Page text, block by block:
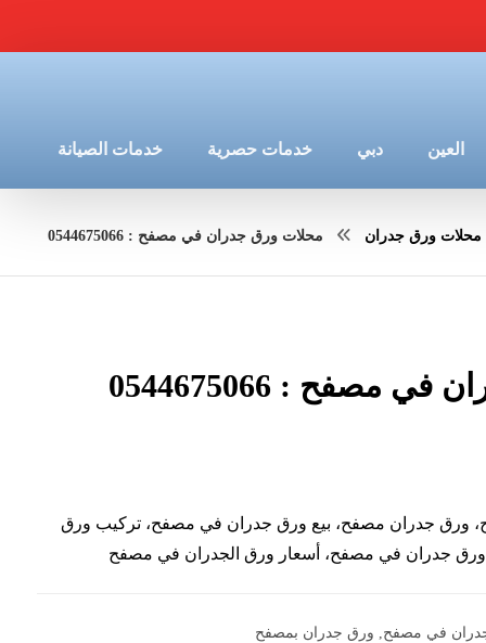
العين دبي خدمات حصرية خدمات الصيانة
محلات ورق جدران محلات ورق جدران في مصفح : 0544675066
مصفح : 0544675066
ورق جدران مصفح، بيع ورق جدران في مصفح، تركيب ورق
جدران في مصفح، أسعار ورق الجدران في مصفح
في مصفح
ورق جدران بمصفح